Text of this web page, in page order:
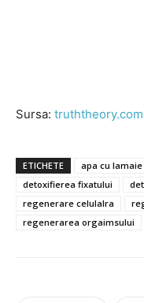
Sursa: truththeory.com
ETICHETE apa cu lamaie
detoxifierea fixatului
regenerare celulalra
regenerarea orgaimsului